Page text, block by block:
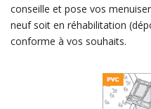
conseille et pose vos
neuf soit en réhabilitation
conforme à vos souhaits.